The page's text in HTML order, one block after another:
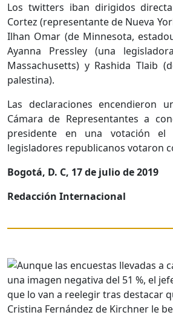
Los twitters iban dirigidos
Cortez (representante de Nueva
Ilhan Omar (de Minnesota,
Ayanna Pressley (una
Massachusetts) y Rashida Tlaib
palestina).
Las declaraciones encendieron
Cámara de Representantes a
presidente en una votación
legisladores republicanos votaron
Bogotá, D. C, 17 de julio de 2019
Redacción Internacional